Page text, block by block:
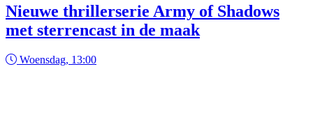
Nieuwe thrillerserie Army of Shadows
met sterrencast in de maak
Woensdag, 13:00